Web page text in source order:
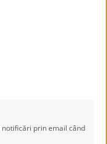
prin email când